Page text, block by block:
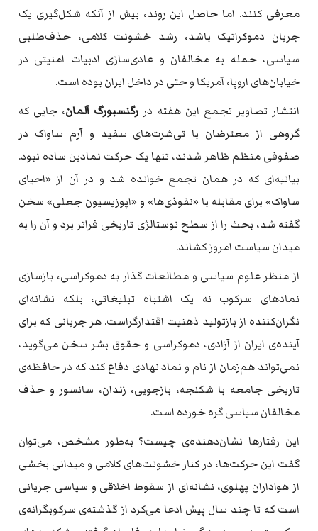
معرفی کنند. اما حاصل این روند، بیش از آنکه شکل‌گیری یک
جریان دموکراتیک باشد، رشد خشونت کلامی، حذف‌طلبی
سیاسی، حمله به مخالفان و عادی‌سازی ادبیات امنیتی در
خیابان‌های اروپا، آمریکا و حتی در داخل ایران بوده است.
انتشار تصاویر تجمع این هفته در رگنسبورگ آلمان، جایی که
گروهی از معترضان با تی‌شرت‌های سفید و آرم ساواک در
صفوفی منظم ظاهر شدند، تنها یک حرکت نمادین ساده نبود.
بیانیه‌ای که در همان تجمع خوانده شد و در آن از «احیای
ساواک» برای مقابله با «نفوذی‌ها» و «اپوزیسیون جعلی» سخن
گفته شد، بحث را از سطح نوستالژی تاریخی فراتر برد و آن را به
میدان سیاست امروز کشاند.
از منظر علوم سیاسی و مطالعات گذار به دموکراسی، بازسازی
نمادهای سرکوب نه یک اشتباه تبلیغاتی، بلکه نشانه‌ای
نگران‌کننده از بازتولید ذهنیت اقتدارگراست. هر جریانی که برای
آینده‌ی ایران از آزادی، دموکراسی و حقوق بشر سخن می‌گوید،
نمی‌تواند هم‌زمان از نام و نماد نهادی دفاع کند که در حافظه‌ی
تاریخی جامعه با شکنجه، بازجویی، زندان، سانسور و حذف
مخالفان سیاسی گره خورده است.
این رفتارها نشان‌دهنده‌ی چیست؟ به‌طور مشخص، می‌توان
گفت این حرکت‌ها، در کنار خشونت‌های کلامی و میدانی بخشی
از هواداران پهلوی، نشانه‌ای از سقوط اخلاقی و سیاسی جریانی
است که تا چند سال پیش ادعا می‌کرد از گذشته‌ی سرکوبگرانه‌ی